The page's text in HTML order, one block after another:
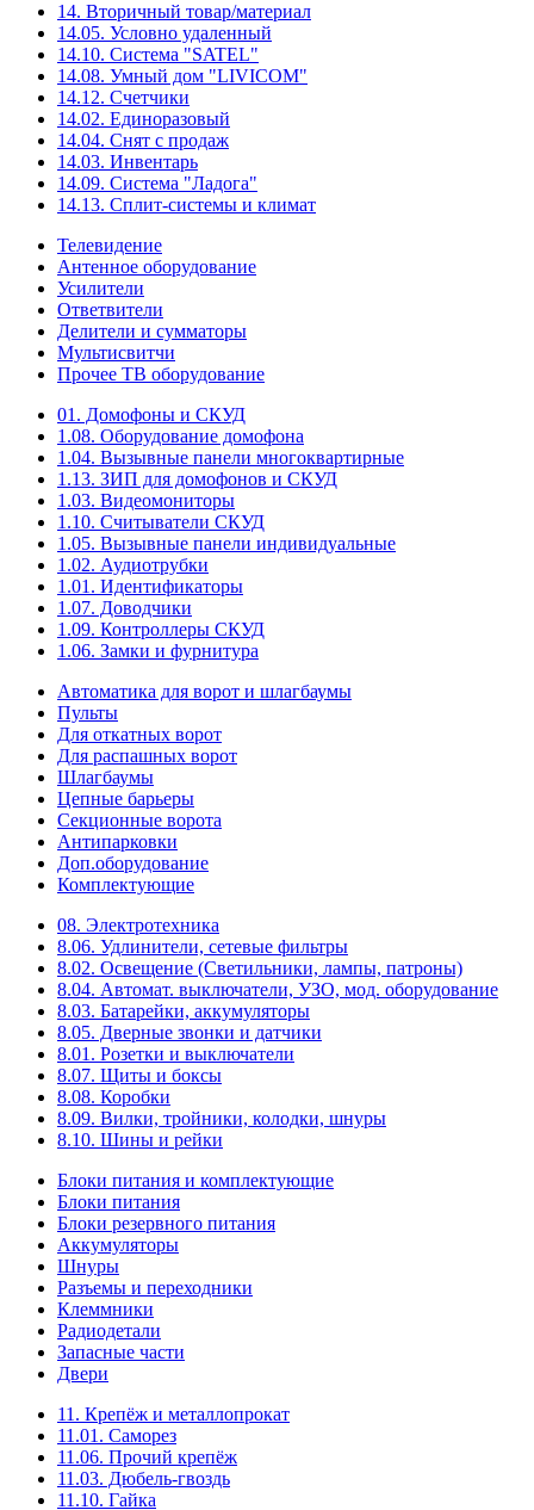
14. Вторичный товар/материал
14.05. Условно удаленный
14.10. Система "SATEL"
14.08. Умный дом "LIVICOM"
14.12. Счетчики
14.02. Единоразовый
14.04. Снят с продаж
14.03. Инвентарь
14.09. Система "Ладога"
14.13. Сплит-системы и климат
Телевидение
Антенное оборудование
Усилители
Ответвители
Делители и сумматоры
Мультисвитчи
Прочее ТВ оборудование
01. Домофоны и СКУД
1.08. Оборудование домофона
1.04. Вызывные панели многоквартирные
1.13. ЗИП для домофонов и СКУД
1.03. Видеомониторы
1.10. Считыватели СКУД
1.05. Вызывные панели индивидуальные
1.02. Аудиотрубки
1.01. Идентификаторы
1.07. Доводчики
1.09. Контроллеры СКУД
1.06. Замки и фурнитура
Автоматика для ворот и шлагбаумы
Пульты
Для откатных ворот
Для распашных ворот
Шлагбаумы
Цепные барьеры
Секционные ворота
Антипарковки
Доп.оборудование
Комплектующие
08. Электротехника
8.06. Удлинители, сетевые фильтры
8.02. Освещение (Светильники, лампы, патроны)
8.04. Автомат. выключатели, УЗО, мод. оборудование
8.03. Батарейки, аккумуляторы
8.05. Дверные звонки и датчики
8.01. Розетки и выключатели
8.07. Щиты и боксы
8.08. Коробки
8.09. Вилки, тройники, колодки, шнуры
8.10. Шины и рейки
Блоки питания и комплектующие
Блоки питания
Блоки резервного питания
Аккумуляторы
Шнуры
Разъемы и переходники
Клеммники
Радиодетали
Запасные части
Двери
11. Крепёж и металлопрокат
11.01. Саморез
11.06. Прочий крепёж
11.03. Дюбель-гвоздь
11.10. Гайка